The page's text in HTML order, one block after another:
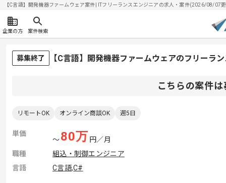
【C言語】開発機器ファームウェア案件| ITフリーランスエンジニアの求人・案件(2026/08/07
企業の方 案件検索
募集終了 【C言語】開発機器ファームウェアのフリーラ
こちらの案件
リモートOK オンライン商談OK 週5日
単価
〜80万 円／月
職種
組込・制御エンジニア
言語
C言語,C#